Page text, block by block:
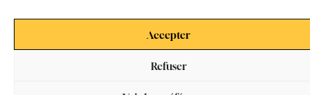
Accepter
Refuser